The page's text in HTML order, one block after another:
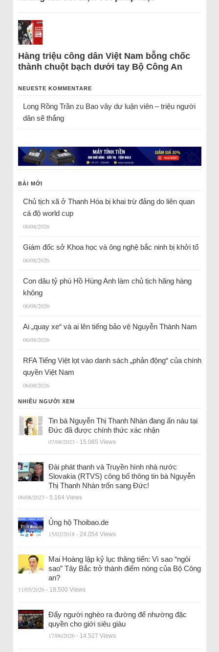
Hàng triệu công dân Việt Nam bỗng chốc
thành chuột bạch dưới tay Bộ Công An
NEUESTE KOMMENTARE
Long Rồng Trầnzu Bao vây dư luận viên – triệu người
dân sẽ thắng
BÀI MỚI
Chủ tịch xã ở Thanh Hóa bị khai trừ đảng do liên quan
cá độ world cup
06/08/2026
Giám đốc sở Khoa học và ông nghệ bắc ninh bị khởi tố
06/08/2026
Con dâu tỷ phú Hồ Hùng Anh làm chủ tịch hãng hàng
không
06/08/2026
Ai „quay xe“ và ai lên tiếng bảo vệ Nguyễn Thành Nam
06/08/2026
RFA Tiếng Việt lọt vào danh sách „phản động“ của chính
quyền Việt Nam
06/08/2026
NHIỀU NGƯỜI XEM
Tin bà Nguyễn Thị Thanh Nhàn đang ẩn náu tại
Đức đã được chính thức xác nhận
07/08/2023 - 15.065 Views
Đài phát thanh và Truyền hình nhà nước
Slovakia (RTVS) công bố thông tin bà Nguyễn
Thị Thanh Nhàn trốn sang Đức!
06/08/2023 - 5.164 Views
Ủng hộ Thoibao.de
15/02/2018 - 24.054 Views
Mai Hoàng lập kỷ lục thăng tiến: Vì sao “ngôi
sao” Tây Bắc trở thành điểm nóng của Bộ Công
an?
11/05/2026 - 18.500 Views
Đẩy người nghèo ra đường để nhường đặc
quyền cho giới siêu giàu
17/06/2026 - 14.527 Views